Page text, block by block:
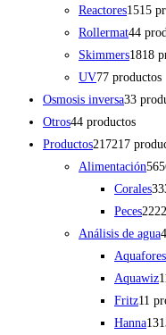
Reactores1515
Rollermat44
Skimmers1818
UV77 productos
Osmosis inversa33
Otros44 productos
Productos217217
Alimentación56
Corales33
Peces22
Análisis de agua
Aquawiz1
Fritz1 1
Hanna13